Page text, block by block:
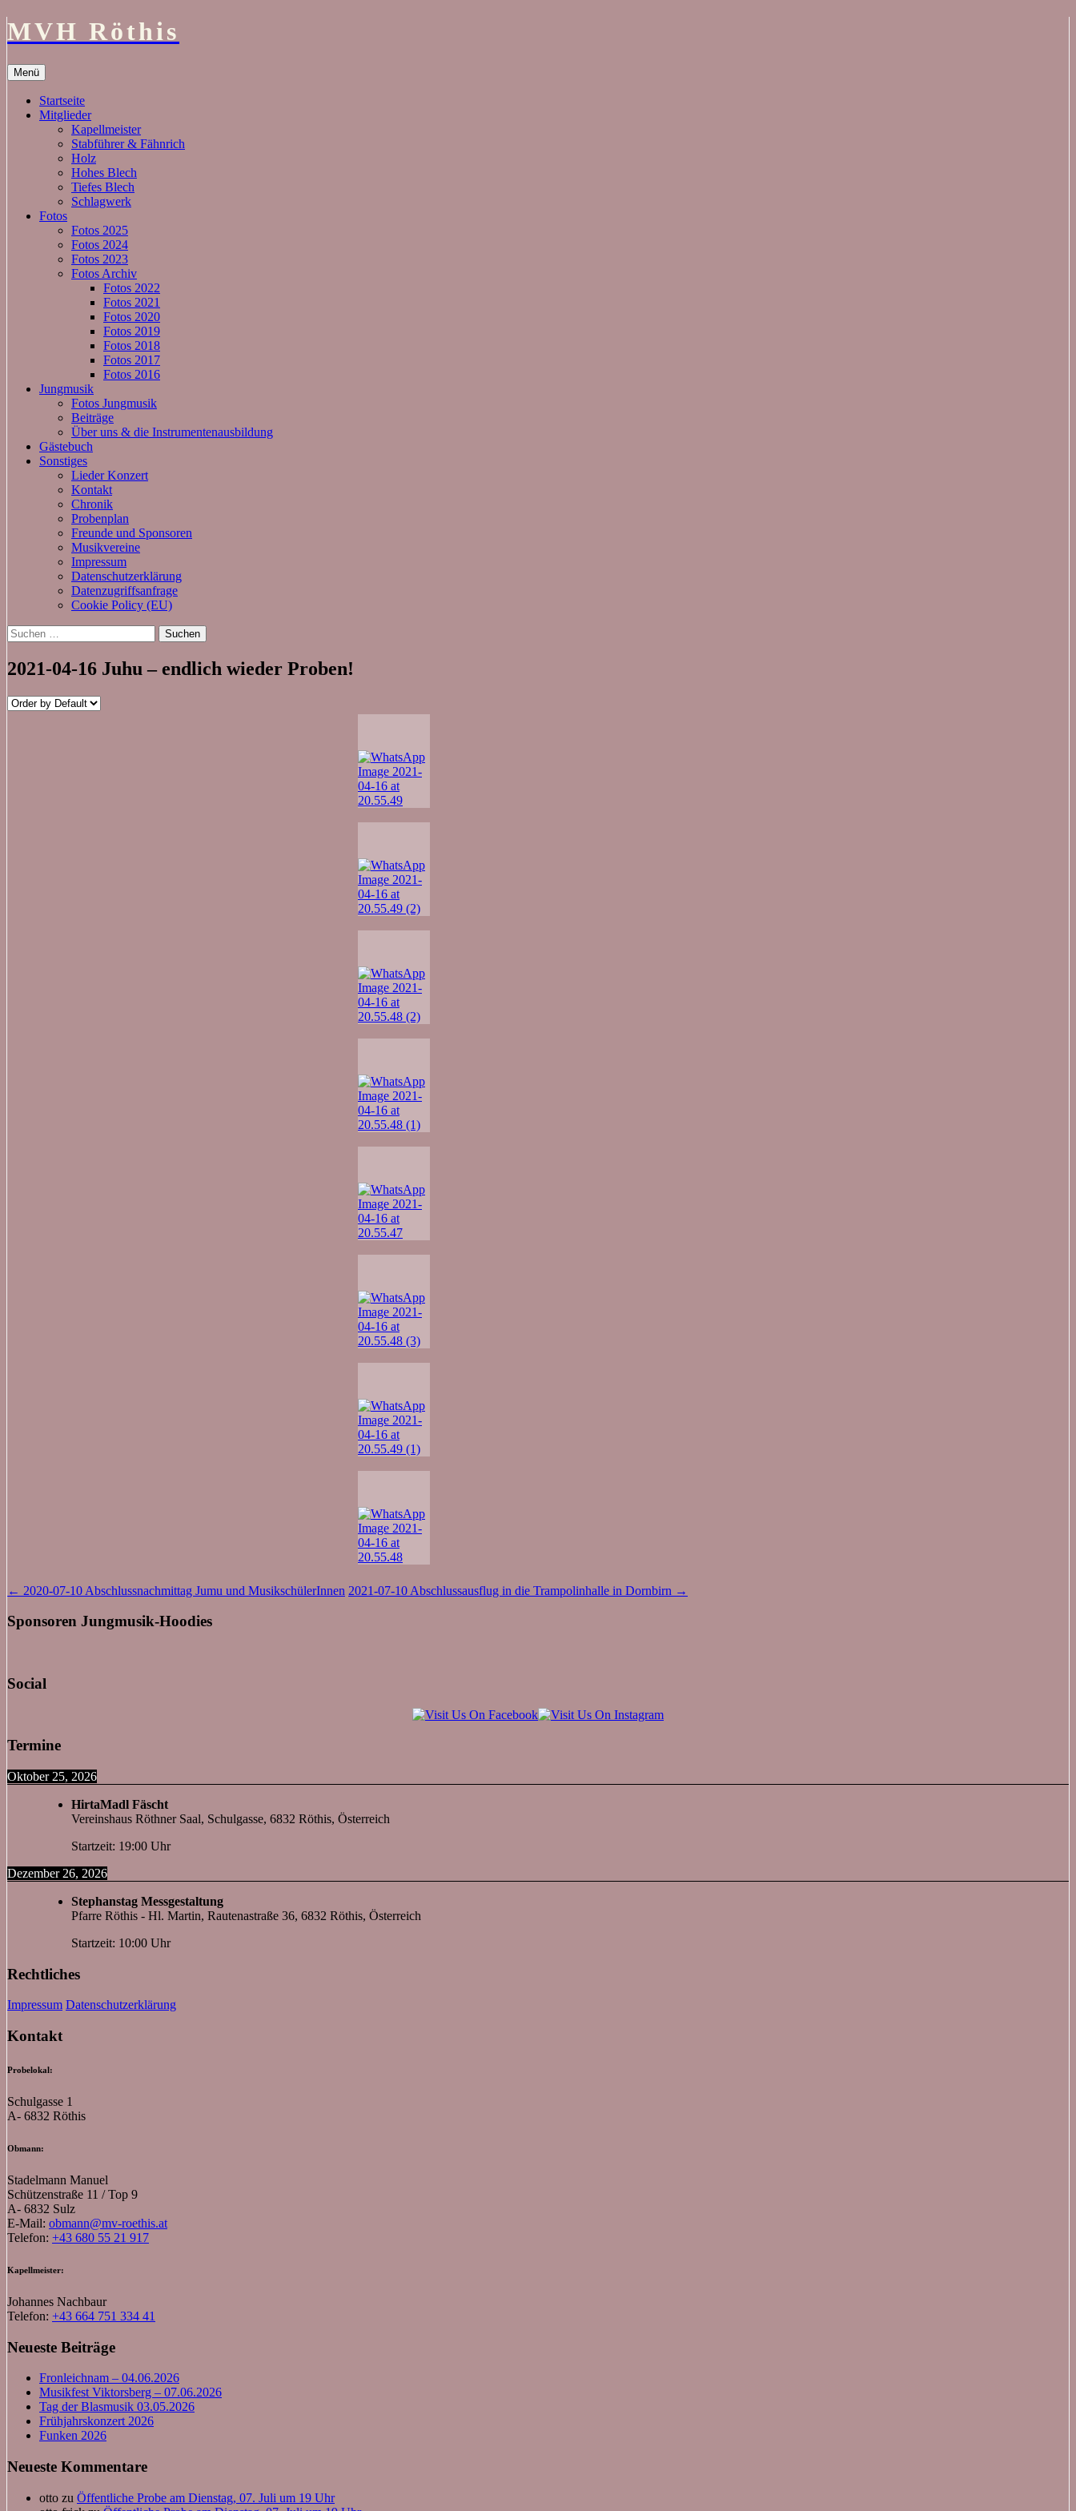
MVH Röthis
Menü
Inhalt
springen
Startseite
Mitglieder
Kapellmeister
Stabführer & Fähnrich
Holz
Hohes Blech
Tiefes Blech
Schlagwerk
Fotos
Fotos 2025
Fotos 2024
Fotos 2023
Fotos Archiv
Fotos 2022
Fotos 2021
Fotos 2020
Fotos 2019
Fotos 2018
Fotos 2017
Fotos 2016
Jungmusik
Fotos Jungmusik
Beiträge
Über uns & die Instrumentenausbildung
Gästebuch
Sonstiges
Lieder Konzert
Kontakt
Chronik
Probenplan
Freunde und Sponsoren
Musikvereine
Impressum
Datenschutzerklärung
Datenzugriffsanfrage
Cookie Policy (EU)
Suchen
nach:
2021-04-16 Juhu – endlich wieder Proben!
Beitragsnavigation
← 2020-07-10 Abschlussnachmittag Jumu und MusikschülerInnen 2021-07-10 Abschlussausflug in die Trampolinhalle in Dornbirn →
Sponsoren Jungmusik-Hoodies
Social
Termine
Oktober 25, 2026
HirtaMadl Fäscht
Vereinshaus Röthner Saal, Schulgasse, 6832 Röthis, Österreich
Startzeit: 19:00 Uhr
Dezember 26, 2026
Stephanstag Messgestaltung
Pfarre Röthis - Hl. Martin, Rautenastraße 36, 6832 Röthis, Österreich
Startzeit: 10:00 Uhr
Rechtliches
Impressum Datenschutzerklärung
Kontakt
Probelokal:
Schulgasse 1
A- 6832 Röthis
Obmann:
Stadelmann Manuel
Schützenstraße 11 / Top 9
A- 6832 Sulz
E-Mail: obmann@mv-roethis.at
Telefon: +43 680 55 21 917
Kapellmeister:
Johannes Nachbaur
Telefon: +43 664 751 334 41
Neueste Beiträge
Fronleichnam – 04.06.2026
Musikfest Viktorsberg – 07.06.2026
Tag der Blasmusik 03.05.2026
Frühjahrskonzert 2026
Funken 2026
Neueste Kommentare
otto zu Öffentliche Probe am Dienstag, 07. Juli um 19 Uhr